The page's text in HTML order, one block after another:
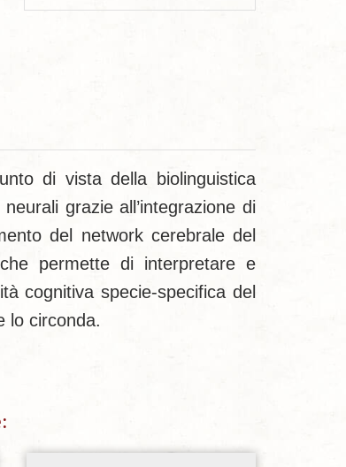
di vista della biolinguistica
grazie all’integrazione di
del network cerebrale del
permette di interpretare e
cognitiva specie-specifica del
lo circonda.